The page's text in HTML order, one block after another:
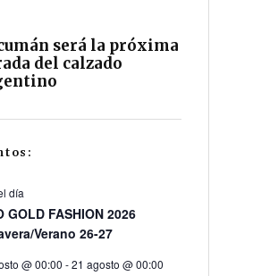
será la próxima
del calzado
día
GOLD FASHION 2026
Verano 26-27
@ 00:00 -21 agosto @ 00:00